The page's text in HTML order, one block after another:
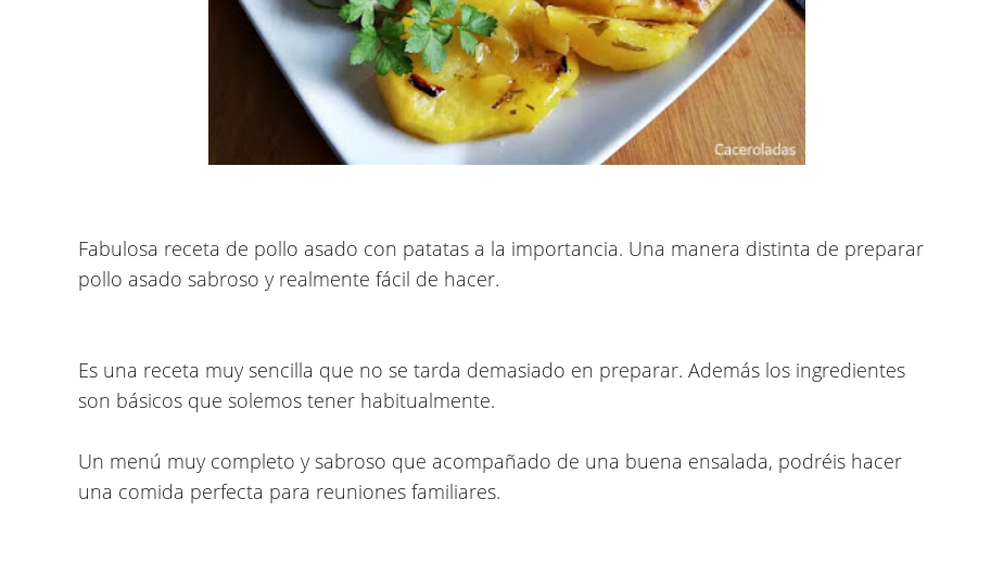
Fabulosa receta de pollo asado con patatas a la importancia. Una manera distinta de preparar
pollo asado sabroso y realmente fácil de hacer.
Es una receta muy sencilla que no se tarda demasiado en preparar. Además los ingredientes
son básicos que solemos tener habitualmente.
Un menú muy completo y sabroso que acompañado de una buena ensalada, podréis hacer
una comida perfecta para reuniones familiares.